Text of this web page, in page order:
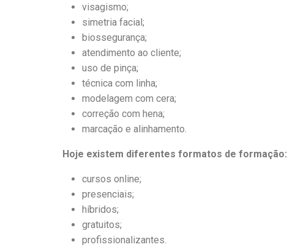
visagismo;
simetria facial;
biossegurança;
atendimento ao cliente;
uso de pinça;
técnica com linha;
modelagem com cera;
correção com hena;
marcação e alinhamento.
Hoje existem diferentes formatos de formação:
cursos online;
presenciais;
híbridos;
gratuitos;
profissionalizantes.